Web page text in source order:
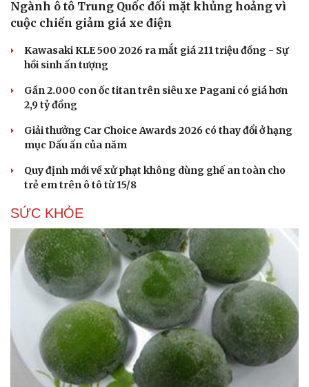
Ngành ô tô Trung Quốc đối mặt khủng hoảng vì
cuộc chiến giảm giá xe điện
Kawasaki KLE 500 2026 ra mắt giá 211 triệu đồng - Sự
hồi sinh ấn tượng
Gần 2.000 con ốc titan trên siêu xe Pagani có giá hơn
2,9 tỷ đồng
Giải thưởng Car Choice Awards 2026 có thay đổi ở hạng
mục Dấu ấn của năm
Quy định mới về xử phạt không dùng ghế an toàn cho
trẻ em trên ô tô từ 15/8
SỨC KHỎE